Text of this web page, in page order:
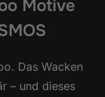
Motive
Das Wacken
– und dieses